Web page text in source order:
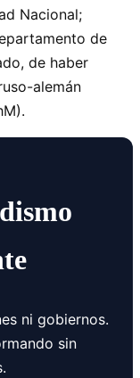
Nacional;
de
de haber
alemán
ni gobiernos.
sin